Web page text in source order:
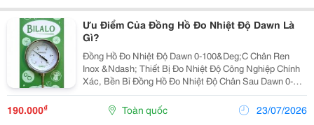
Ưu Điểm Của Đồng Hồ Đo Nhiệt Độ Dawn Là
Gì?
Đồng Hồ Đo Nhiệt Độ Dawn 0-100&Deg;C Chân Ren
Inox &Ndash; Thiết Bị Đo Nhiệt Độ Công Nghiệp Chính
Xác, Bền Bỉ Đồng Hồ Đo Nhiệt Độ Chân Sau Dawn 0-
100&Deg;C Chân Ren Inox Đo Nhiệt Độ Là Thiết Bị Đo
Nhiệt Độ Dạng Cơ (Bimetal Thermometer) Được Sử
Dụng...
190.000₫ Toàn quốc 23/07/2026